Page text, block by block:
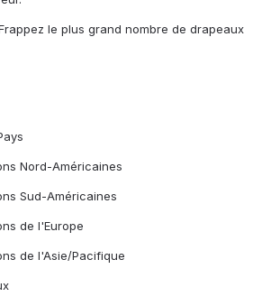
le plus grand nombre de drapeaux
Nord-Américaines
Sud-Américaines
de l'Europe
de l'Asie/Pacifique